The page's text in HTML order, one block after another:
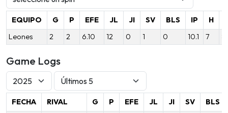
EQUIPO G P EFE JL JI SV BLS IP H
Leones
2 2 6.10 12 0 1 0 10.1 7
Game Logs
FECHA RIVAL G P EFE JL JI SV
BLS